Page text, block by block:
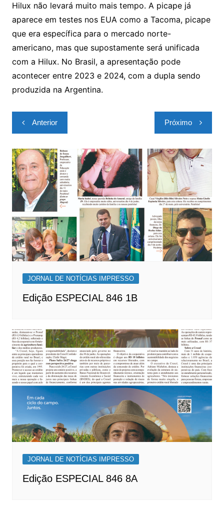
Hilux não levará muito mais tempo. A picape já
aparece em testes nos EUA como a Tacoma, picape
que era específica para o mercado norte-
americano, mas que supostamente será unificada
com a Hilux. No Brasil, a apresentação pode
acontecer entre 2023 e 2024, com a dupla sendo
produzida na Argentina.
Navegação
de
Post
Anterior Próximo
JORNAL DE NOTÍCIAS IMPRESSO
Edição ESPECIAL 846 1B
JORNAL DE NOTÍCIAS IMPRESSO
Edição ESPECIAL 846 8A